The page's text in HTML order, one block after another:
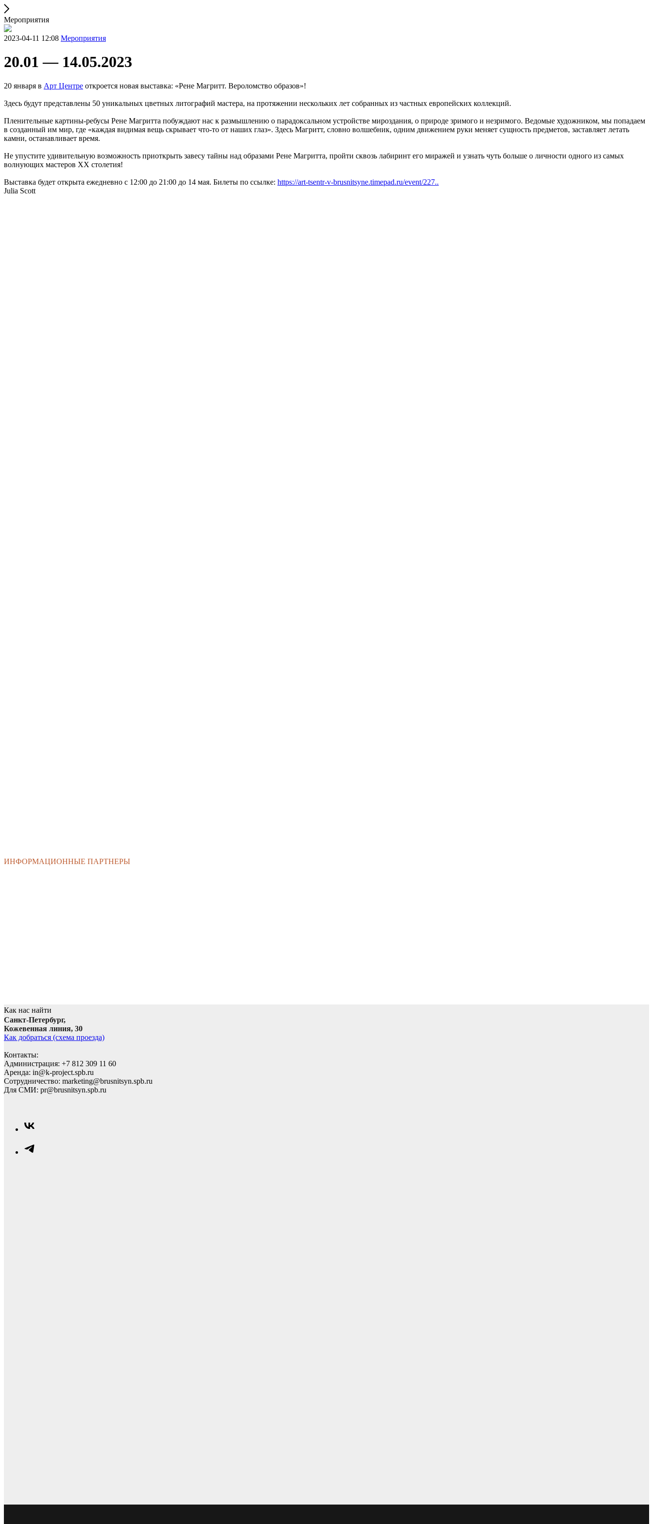
Мероприятия
2023-04-11 12:08 Мероприятия
20.01 — 14.05.2023
20 января в Арт Центре откроется новая выставка: «Рене Магритт. Вероломство образов»!
Здесь будут представлены 50 уникальных цветных литографий мастера, на протяжении нескольких лет собранных из частных европейских коллекций.
Пленительные картины-ребусы Рене Магритта побуждают нас к размышлению о парадоксальном устройстве мироздания, о природе зримого и незримого. Ведомые художником, мы попадаем
в созданный им мир, где «каждая видимая вещь скрывает что-то от наших глаз». Здесь Магритт, словно волшебник, одним движением руки меняет сущность предметов, заставляет летать
камни, останавливает время.
Не упустите удивительную возможность приоткрыть завесу тайны над образами Рене Магритта, пройти сквозь лабиринт его миражей и узнать чуть больше о личности одного из самых
волнующих мастеров XX столетия!
Выставка будет открыта ежедневно с 12:00 до 21:00 до 14 мая. Билеты по ссылке: https://art-tsentr-v-brusnitsyne.timepad.ru/event/227..
Julia Scott
ИНФОРМАЦИОННЫЕ ПАРТНЕРЫ
Как нас найти
Санкт-Петербург,
Кожевенная линия, 30
Как добраться (схема проезда)
Контакты:
Администрация: +7 812 309 11 60
Аренда: in@k-project.spb.ru
Сотрудничество: marketing@brusnitsyn.spb.ru
Для СМИ: pr@brusnitsyn.spb.ru